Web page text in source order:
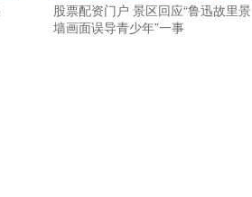
股票配资门户 景区回应“鲁迅故里景
墙画面误导青少年”一事